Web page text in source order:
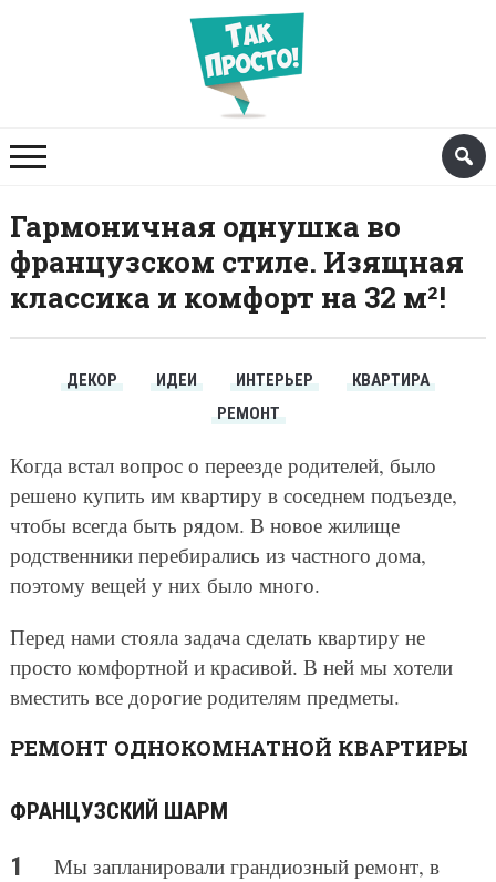
Гармоничная однушка во
французском стиле. Изящная
классика и комфорт на 32 м²!
ДЕКОР ИДЕИ ИНТЕРЬЕР
КВАРТИРА
РЕМОНТ
Когда встал вопрос о переезде родителей, было
решено купить им квартиру в соседнем подъезде,
чтобы всегда быть рядом. В новое жилище
родственники перебирались из частного дома,
поэтому вещей у них было много.
Перед нами стояла задача сделать квартиру не
просто комфортной и красивой. В ней мы хотели
вместить все дорогие родителям предметы.
РЕМОНТ ОДНОКОМНАТНОЙ КВАРТИРЫ
ФРАНЦУЗСКИЙ ШАРМ
Мы запланировали грандиозный ремонт, в